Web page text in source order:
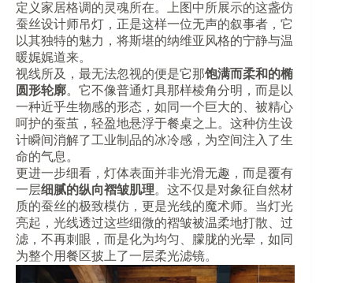
定义家居格调的灵魂所在。上图中所展示的这盏仿
蚕丝设计师吊灯，正是这样一位无声的叙事者，它
以其独特的魅力，将斯堪的纳维亚风格的宁静与温
暖娓娓道来。
视线所及，最无法忽视的便是它那饱满而柔和的椭
圆形轮廓。它不像普通灯具那样棱角分明，而是以
一种近乎生物感的形态，如同一个巨大的、被精心
呵护的蚕茧，轻盈地悬浮于餐桌之上。这种仿生设
计瞬间消解了工业制品的冰冷感，为空间注入了生
命的气息。
更进一步细看，灯体表面并非光滑无趣，而是覆有
一层细腻的纵向褶皱肌理。这不仅是对象征自然材
质的蚕丝的极致模仿，更是光线的魔术师。当灯光
亮起，光线透过这些细微的褶皱被温柔地打散、过
滤，不再刺眼，而是化为均匀、朦胧的光晕，如同
为整个用餐区披上了一层柔光滤镜。